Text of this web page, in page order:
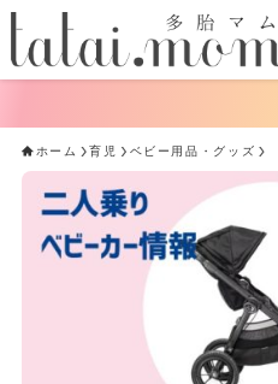
ホーム 育児 ベビー用品・グッズ